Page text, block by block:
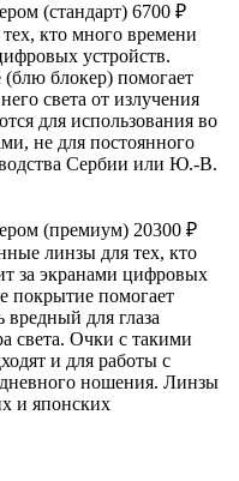
(стандарт) 6700 ₽
кто много времени
устройств.
блокер) помогает
света от излучения
для использования во
не для постоянного
Сербии или Ю.-В.
(премиум) 20300 ₽
линзы для тех, кто
за экранами цифровых
покрытие помогает
для глаза
света. Очки с такими
и для работы с
ношения. Линзы
и японских